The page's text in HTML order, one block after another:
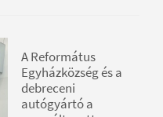
A Református
Egyházközség és a
debreceni
autógyártó a